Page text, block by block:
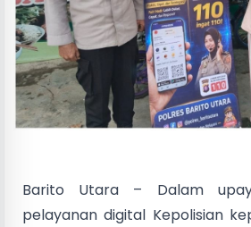
Barito Utara – Dalam
pelayanan digital Kepolisian